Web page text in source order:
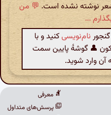
نوشته نشده است. 💬 من
...
نام‌نویسیکنید و با
👤 گوشهٔ پایین سمت
وارد شوید.
معرفی
پرسش‌های متداول